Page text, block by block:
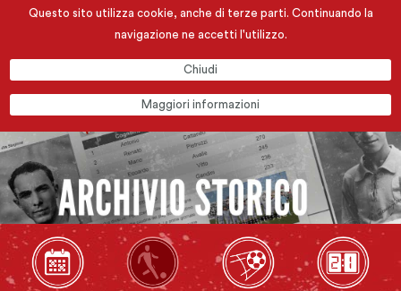
Questo sito utilizza cookie, anche di terze parti. Continuando la
navigazione ne accetti l'utilizzo.
Chiudi
Maggiori informazioni